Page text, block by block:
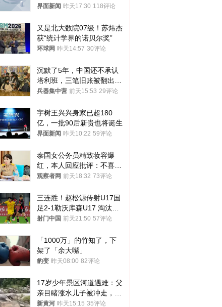
界面新闻 昨天17:30 118评论
又是北大数院07级！苏炜杰
获“统计学界的诺贝尔奖”
环球网 昨天14:57 30评论
沉默了5年，中国还不承认
塔利班，三笔旧账被翻出，
最大风险出现
兵器集中营 前天15:53 29评论
宇树王兴兴身家已超180
亿，一批90后新贵也将诞生
界面新闻 昨天10:22 59评论
泰国女公务员精致妆容爆
红，本人回应批评：不喜欢
就别看
观察者网 前天18:32 73评论
三连胜！赵松源传射U17国
足2-1勒沃库森U17 淘汰赛
将战河床
射门中国 前天21:50 57评论
「1000万」的竹知了，下
架了「余大嘴」
豹变 昨天08:00 82评论
17岁少年景区河道遇难：父
亲目睹涨水儿子被冲走，当
地排除上游泄洪，家属盼厘
新黄河 昨天15:15 35评论